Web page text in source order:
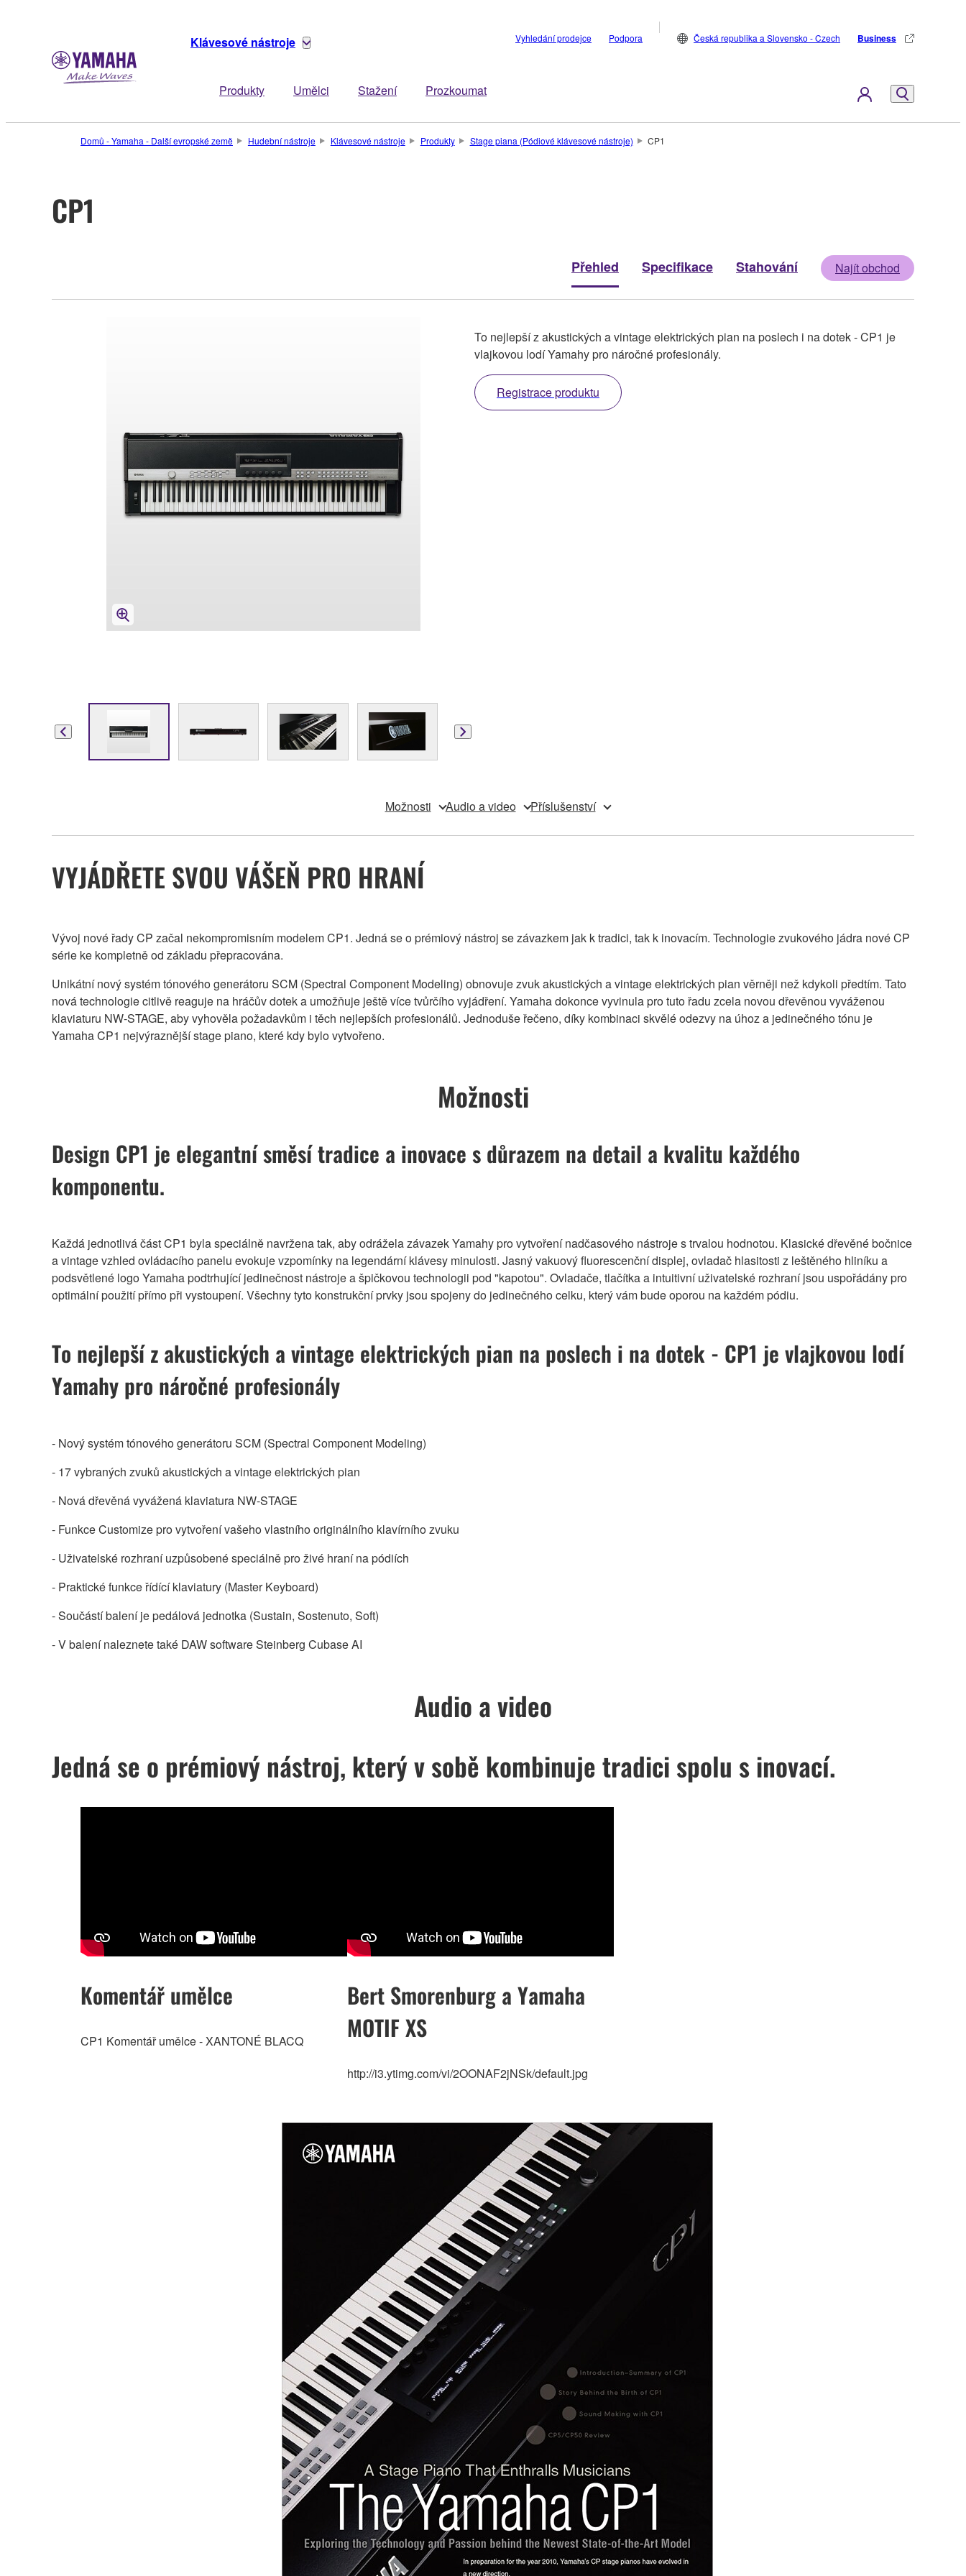
Klávesové nástroje
Produkty Umělci Stažení Prozkoumat
Vyhledání prodejce Podpora Česká republika a Slovensko - Czech Business
Domů - Yamaha - Další evropské země Hudební nástroje Klávesové nástroje Produkty Stage piana (Pódiové klávesové nástroje) CP1
CP1
Přehled Specifikace Stahování Najít obchod
To nejlepší z akustických a vintage elektrických pian na poslech i na dotek - CP1 je
vlajkovou lodí Yamahy pro náročné profesionály.
Registrace produktu
Možnosti Audio a video Příslušenství
VYJÁDŘETE SVOU VÁŠEŇ PRO HRANÍ
Vývoj nové řady CP začal nekompromisním modelem CP1. Jedná se o prémiový nástroj se závazkem jak k tradici, tak k inovacím. Technologie zvukového jádra nové CP
série ke kompletně od základu přepracována.
Unikátní nový systém tónového generátoru SCM (Spectral Component Modeling) obnovuje zvuk akustických a vintage elektrických pian věrněji než kdykoli předtím. Tato
nová technologie citlivě reaguje na hráčův dotek a umožňuje ještě více tvůrčího vyjádření. Yamaha dokonce vyvinula pro tuto řadu zcela novou dřevěnou vyváženou
klaviaturu NW-STAGE, aby vyhověla požadavkům i těch nejlepších profesionálů. Jednoduše řečeno, díky kombinaci skvělé odezvy na úhoz a jedinečného tónu je
Yamaha CP1 nejvýraznější stage piano, které kdy bylo vytvořeno.
Možnosti
Design CP1 je elegantní směsí tradice a inovace s důrazem na detail a kvalitu každého
komponentu.
Každá jednotlivá část CP1 byla speciálně navržena tak, aby odrážela závazek Yamahy pro vytvoření nadčasového nástroje s trvalou hodnotou. Klasické dřevěné bočnice
a vintage vzhled ovládacího panelu evokuje vzpomínky na legendární klávesy minulosti. Jasný vakuový fluorescenční displej, ovladač hlasitosti z leštěného hliníku a
podsvětlené logo Yamaha podtrhující jedinečnost nástroje a špičkovou technologii pod "kapotou". Ovladače, tlačítka a intuitivní uživatelské rozhraní jsou uspořádány pro
optimální použití přímo při vystoupení. Všechny tyto konstrukční prvky jsou spojeny do jedinečného celku, který vám bude oporou na každém pódiu.
To nejlepší z akustických a vintage elektrických pian na poslech i na dotek - CP1 je vlajkovou lodí
Yamahy pro náročné profesionály
- Nový systém tónového generátoru SCM (Spectral Component Modeling)
- 17 vybraných zvuků akustických a vintage elektrických pian
- Nová dřevěná vyvážená klaviatura NW-STAGE
- Funkce Customize pro vytvoření vašeho vlastního originálního klavírního zvuku
- Uživatelské rozhraní uzpůsobené speciálně pro živé hraní na pódiích
- Praktické funkce řídící klaviatury (Master Keyboard)
- Součástí balení je pedálová jednotka (Sustain, Sostenuto, Soft)
- V balení naleznete také DAW software Steinberg Cubase AI
Audio a video
Jedná se o prémiový nástroj, který v sobě kombinuje tradici spolu s inovací.
Komentář umělce
CP1 Komentář umělce - XANTONÉ BLACQ
Bert Smorenburg a Yamaha
MOTIF XS
http://i3.ytimg.com/vi/2OONAF2jNSk/default.jpg